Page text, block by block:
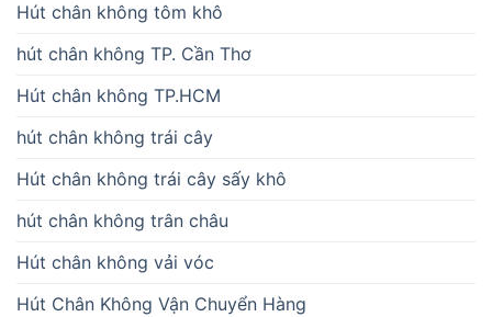
Hút chân không tôm khô
hút chân không TP. Cần Thơ
Hút chân không TP.HCM
hút chân không trái cây
Hút chân không trái cây sấy khô
hút chân không trân châu
Hút chân không vải vóc
Hút Chân Không Vận Chuyển Hàng